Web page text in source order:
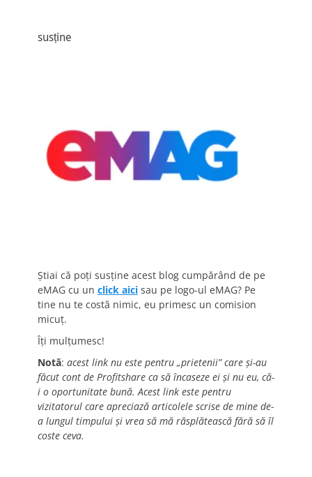
susține
Știai că poți susține acest blog cumpărând de pe
eMAG cu un click aici sau pe logo-ul eMAG? Pe
tine nu te costă nimic, eu primesc un comision
micuț.
Îți mulțumesc!
Notă: acest link nu este pentru „prietenii” care și-au
făcut cont de Profitshare ca să încaseze ei și nu eu, că-
i o oportunitate bună. Acest link este pentru
vizitatorul care apreciază articolele scrise de mine de-
a lungul timpului și vrea să mă răsplătească fără să îl
coste ceva.